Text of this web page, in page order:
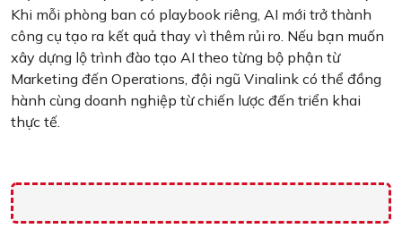
Khi mỗi phòng ban có playbook riêng, AI mới trở thành
công cụ tạo ra kết quả thay vì thêm rủi ro. Nếu bạn muốn
xây dựng lộ trình đào tạo AI theo từng bộ phận từ
Marketing đến Operations, đội ngũ Vinalink có thể đồng
hành cùng doanh nghiệp từ chiến lược đến triển khai
thực tế.